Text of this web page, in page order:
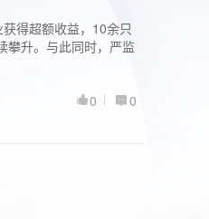
得超额收益，10余只
攀升。与此同时，严监
0
0